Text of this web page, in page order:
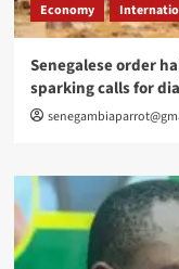
Economy
Senegalese order
sparking calls for